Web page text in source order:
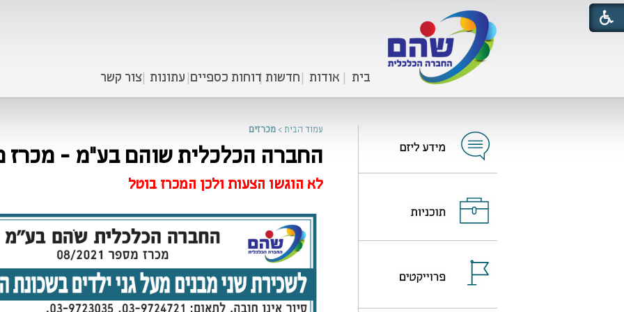
בית אודות חדשות דוחות כספיים עתונות צור קשר
עמוד הבית > מכרזים
החברה הכלכלית שוהם בע"מ - מכרז מס' 08/
לא הוגשו הצעות ולכן המכרז בוטל